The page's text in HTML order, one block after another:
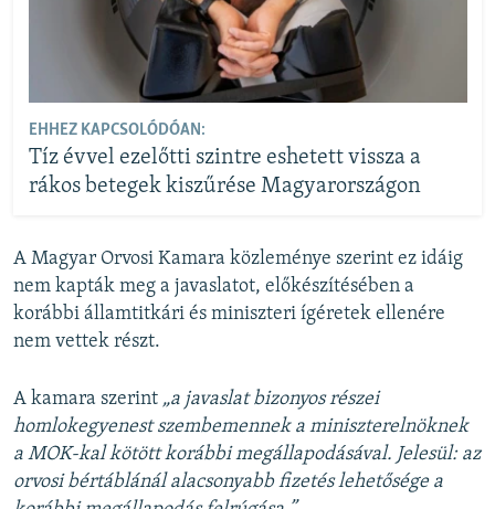
EHHEZ KAPCSOLÓDÓAN:
Tíz évvel ezelőtti szintre eshetett vissza a
rákos betegek kiszűrése Magyarországon
A Magyar Orvosi Kamara közleménye szerint ez idáig
nem kapták meg a javaslatot, előkészítésében a
korábbi államtitkári és miniszteri ígéretek ellenére
nem vettek részt.
A kamara szerint „a javaslat bizonyos részei
homlokegyenest szembemennek a miniszterelnöknek
a MOK-kal kötött korábbi megállapodásával. Jelesül: az
orvosi bértáblánál alacsonyabb fizetés lehetősége a